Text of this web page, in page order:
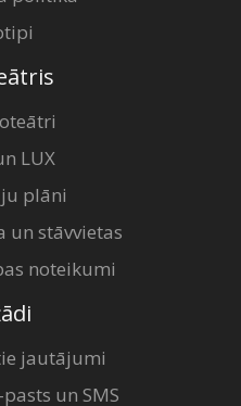
LUX
plāni
un stāvvietas
noteikumi
jautājumi
un SMS